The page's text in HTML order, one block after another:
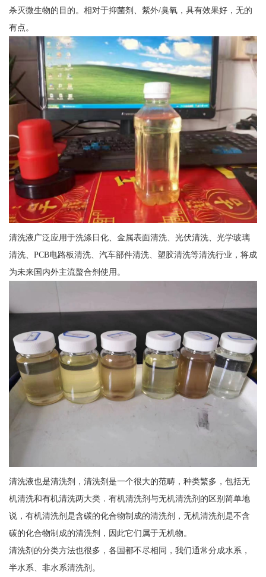
杀灭微生物的目的。相对于抑菌剂、紫外/臭氧，具有效果好，无的
有点。
清洗液广泛应用于洗涤日化、金属表面清洗、光伏清洗、光学玻璃
清洗、PCB电路板清洗、汽车部件清洗、塑胶清洗等清洗行业，将成
为未来国内外主流螯合剂使用。
清洗液也是清洗剂，清洗剂是一个很大的范畴，种类繁多，包括无
机清洗和有机清洗两大类．有机清洗剂与无机清洗剂的区别简单地
说，有机清洗剂是含碳的化合物制成的清洗剂，无机清洗剂是不含
碳的化合物制成的清洗剂，因此它们属于无机物。
清洗剂的分类方法也很多，各国都不尽相同，我们通常分成水系，
半水系、非水系清洗剂。